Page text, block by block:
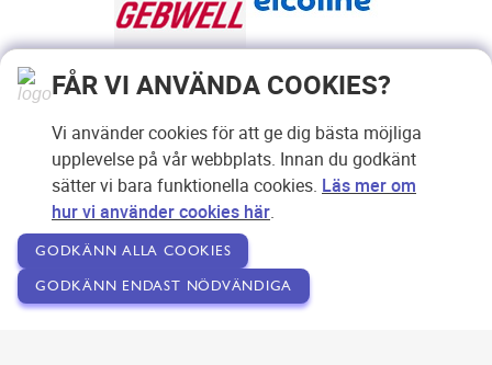
FÅR VI ANVÄNDA COOKIES?
Vi använder cookies för att ge dig bästa möjliga
upplevelse på vår webbplats. Innan du godkänt
sätter vi bara funktionella cookies. Läs mer om
hur vi använder cookies här.
GODKÄNN ALLA COOKIES
GODKÄNN ENDAST NÖDVÄNDIGA